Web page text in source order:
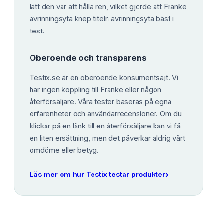
lätt den var att hålla ren, vilket gjorde att Franke
avrinningsyta knep titeln avrinningsyta bäst i
test.
Oberoende och transparens
Testix.se är en oberoende konsumentsajt. Vi
har ingen koppling till Franke eller någon
återförsäljare. Våra tester baseras på egna
erfarenheter och användarrecensioner. Om du
klickar på en länk till en återförsäljare kan vi få
en liten ersättning, men det påverkar aldrig vårt
omdöme eller betyg.
Läs mer om hur Testix testar produkter›